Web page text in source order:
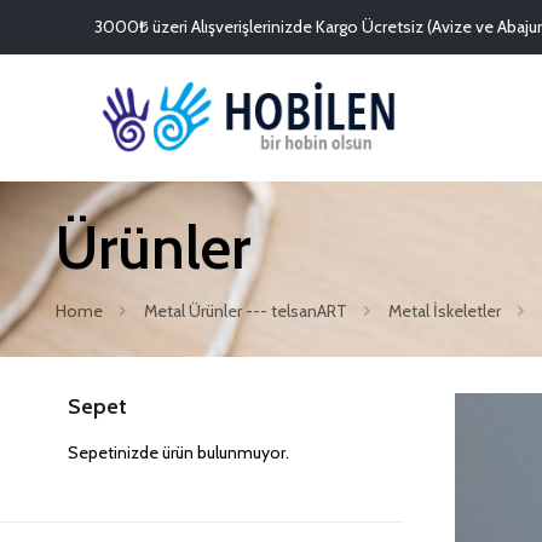
3000₺ üzeri Alışverişlerinizde Kargo Ücretsiz (Avize ve
Ürünler
Home Metal Ürünler --- telsanART Metal İskeletler
Sepet
Sepetinizde ürün bulunmuyor.